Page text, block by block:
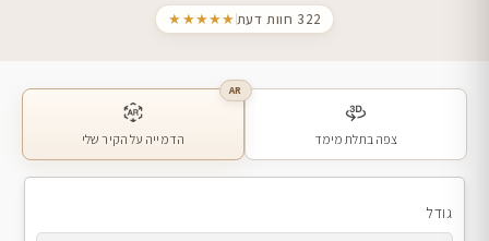
★★★★★
322 חוות דעת
צפה בתלת מימד
AR
הדמייה על הקיר שלי
גודל